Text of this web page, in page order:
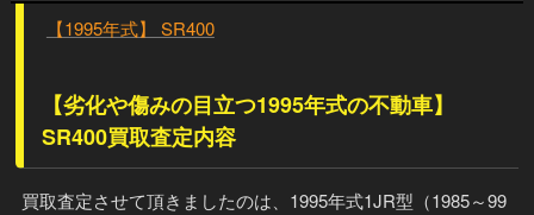
【1995年式】 SR400
【劣化や傷みの目立つ1995年式の不動車】
SR400買取査定内容
買取査定させて頂きましたのは、1995年式1JR型（1985～99